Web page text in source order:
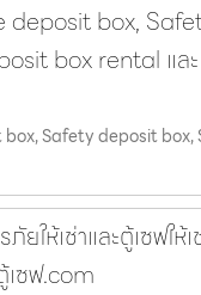
deposit box,
box rental แล
Safety deposit
ให้เช่าและตู้เซฟให้
เซฟ.com